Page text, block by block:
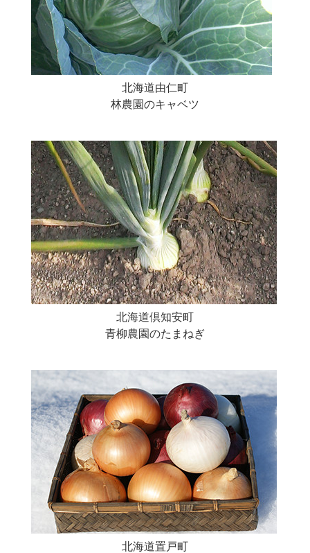
北海道由仁町
林農園のキャベツ
北海道倶知安町
青柳農園のたまねぎ
北海道置戸町